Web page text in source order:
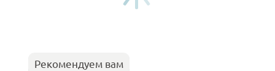
Рекомендуем вам